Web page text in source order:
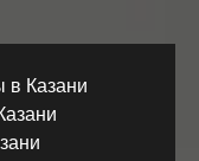
в Казани